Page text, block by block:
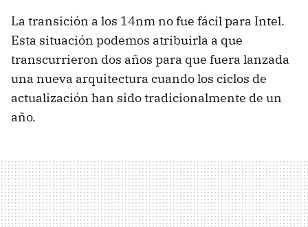
La transición a los 14nm no fue fácil para Intel.
Esta situación podemos atribuirla a que
transcurrieron dos años para que fuera lanzada
una nueva arquitectura cuando los ciclos de
actualización han sido tradicionalmente de un
año.